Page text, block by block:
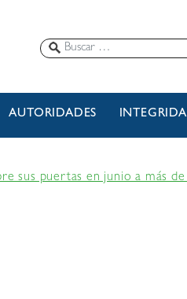
AUTORIDADES
sus puertas en junio a más